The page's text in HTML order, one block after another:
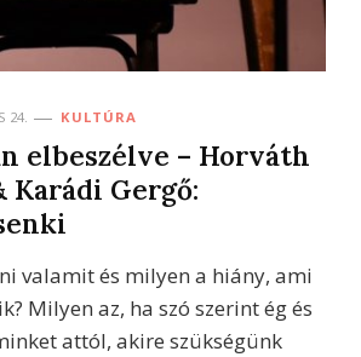
24. KULTÚRA
elbeszélve – Horváth
Karádi Gergő:
valamit és milyen a hiány, ami
Milyen az, ha szó szerint ég és
attól, akire szükségünk